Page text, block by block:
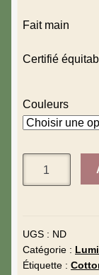
Fait main
Certifié
Couleurs
UGS : ND
Catégorie :
Étiquette :